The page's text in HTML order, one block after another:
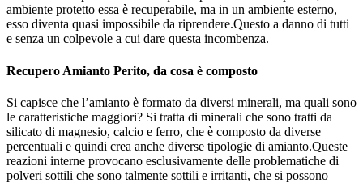
ambiente protetto essa è recuperabile, ma in un ambiente esterno,
esso diventa quasi impossibile da riprendere.Questo a danno di tutti
e senza un colpevole a cui dare questa incombenza.
Recupero Amianto Perito, da cosa è composto
Si capisce che l’amianto è formato da diversi minerali, ma quali sono
le caratteristiche maggiori? Si tratta di minerali che sono tratti da
silicato di magnesio, calcio e ferro, che è composto da diverse
percentuali e quindi crea anche diverse tipologie di amianto.Queste
reazioni interne provocano esclusivamente delle problematiche di
polveri sottili che sono talmente sottili e irritanti, che si possono